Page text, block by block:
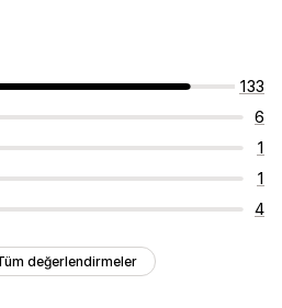
133
6
1
1
4
değerlendirmeler